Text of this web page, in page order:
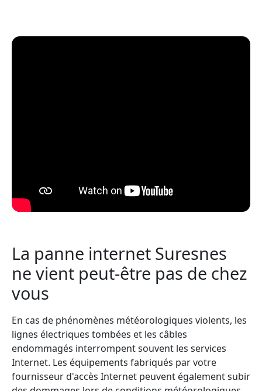
La panne internet Suresnes
ne vient peut-être pas de chez
vous
En cas de phénomènes météorologiques violents, les
lignes électriques tombées et les câbles
endommagés interrompent souvent les services
Internet. Les équipements fabriqués par votre
fournisseur d'accès Internet peuvent également subir